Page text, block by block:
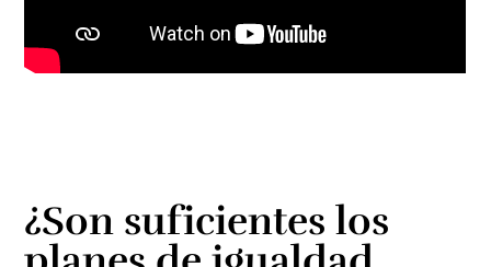
¿Son suficientes los